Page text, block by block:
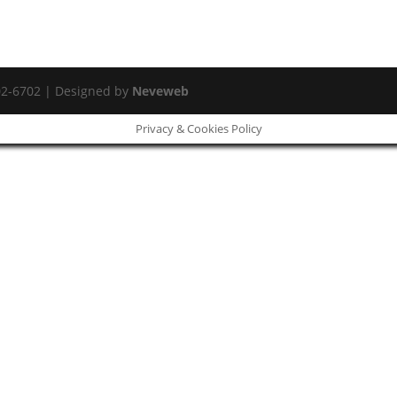
6702 | Designed by Neveweb
Privacy & Cookies Policy